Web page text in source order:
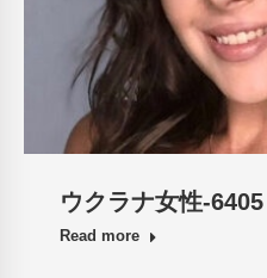
ウクラナ女性-6405
Read more